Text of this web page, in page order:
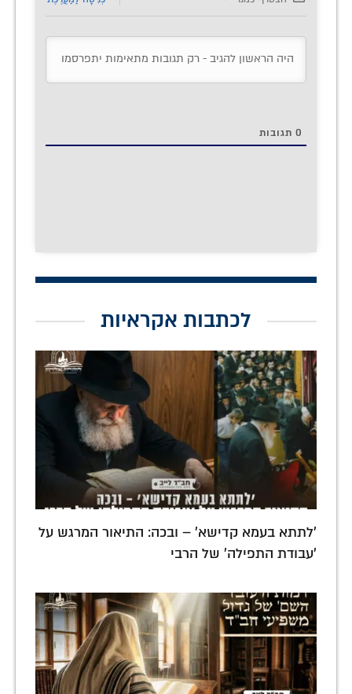
0 תגובות
לכתבות אקראיות
'לתתא בעמא קדישא' – ובכה: התיאור המרגש על
'עבודת התפילה' של הרבי